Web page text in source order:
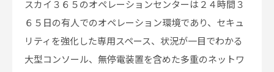
スカイ３６５のオペレーションセンターは２４時間３
６５日の有人でのオペレーション環境であり、セキュ
リティを強化した専用スペース、状況が一目でわかる
大型コンソール、無停電装置を含めた多重のネットワ